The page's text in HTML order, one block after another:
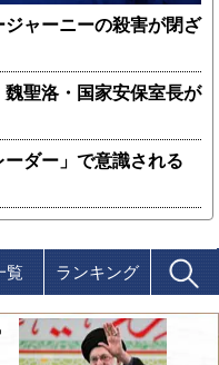
ャーニーの殺害が閉ざ
聖洛・国家安保室長が
ダー」で意識される
覧 ランキング